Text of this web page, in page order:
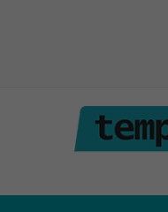
contenuto